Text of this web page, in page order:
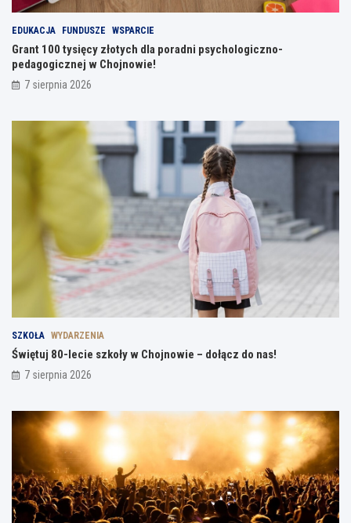
EDUKACJA FUNDUSZE WSPARCIE
Grant 100 tysięcy złotych dla poradni psychologiczno-
pedagogicznej w Chojnowie!
7 sierpnia 2026
SZKOŁA WYDARZENIA
Świętuj 80-lecie szkoły w Chojnowie – dołącz do nas!
7 sierpnia 2026